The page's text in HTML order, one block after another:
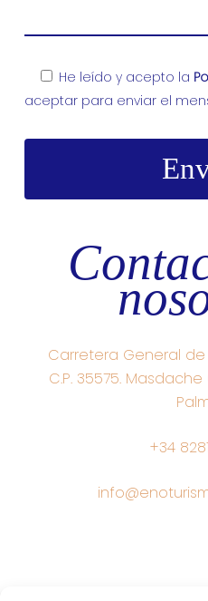
He leído y acepto la
aceptar para enviar el
Carretera General de
C.P. 35575.
+34